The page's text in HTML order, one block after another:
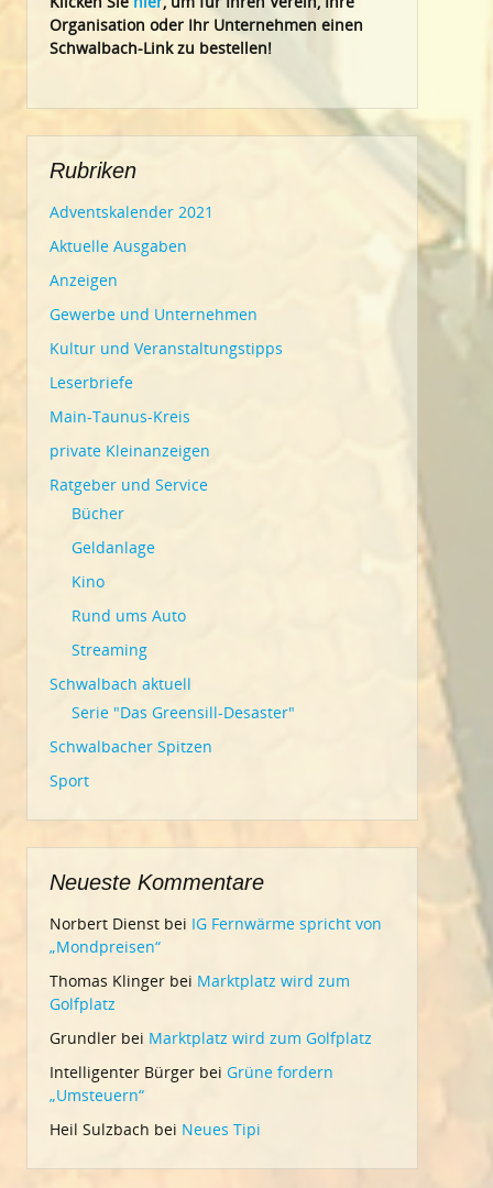
Organisation oder Ihr Unternehmen einen
Schwalbach-Link zu bestellen!
Rubriken
Adventskalender 2021
Aktuelle Ausgaben
Anzeigen
Gewerbe und Unternehmen
Kultur und Veranstaltungstipps
Leserbriefe
Main-Taunus-Kreis
private Kleinanzeigen
Ratgeber und Service
Bücher
Geldanlage
Kino
Rund ums Auto
Streaming
Schwalbach aktuell
Serie "Das Greensill-Desaster"
Schwalbacher Spitzen
Sport
Neueste Kommentare
Norbert Dienst bei IG Fernwärme spricht von
„Mondpreisen“
Thomas Klinger bei Marktplatz wird zum
Golfplatz
Grundler bei Marktplatz wird zum Golfplatz
Intelligenter Bürger bei Grüne fordern
„Umsteuern“
Heil Sulzbach bei Neues Tipi